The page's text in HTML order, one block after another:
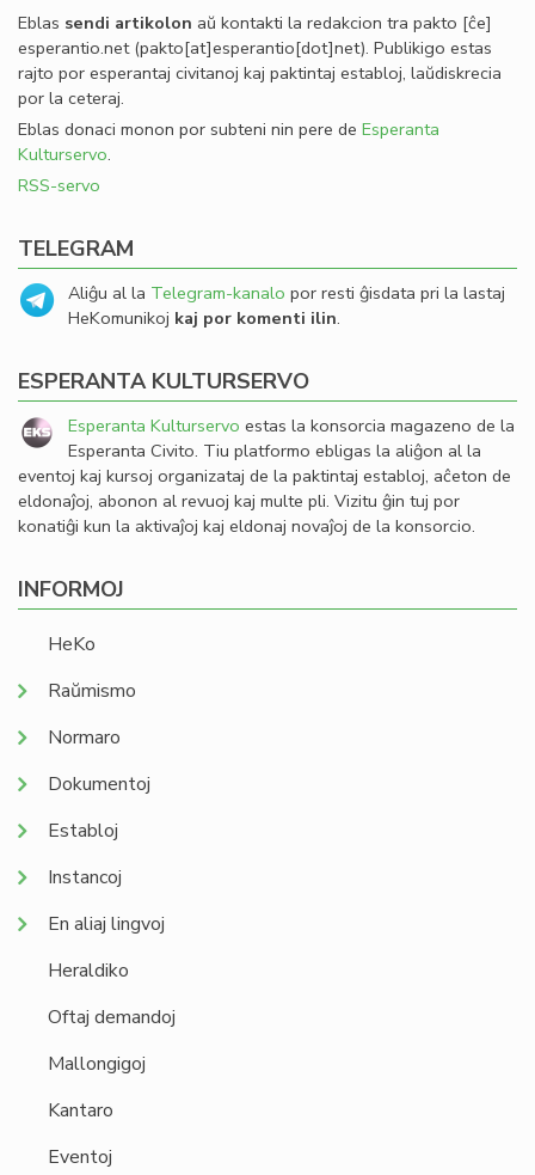
Eblas sendi artikolon aŭ kontakti la redakcion tra pakto [ĉe]
esperantio.net(pakto[at]esperantio[dot]net). Publikigo estas
rajto por esperantaj civitanoj kaj paktintaj establoj, laŭdiskrecia
por la ceteraj.
Eblas donaci monon por subteni nin pere de Esperanta
Kulturservo.
RSS-servo
TELEGRAM
Aliĝu al la Telegram-kanalo por resti ĝisdata pri la lastaj
HeKomunikoj kaj por komenti ilin.
ESPERANTA KULTURSERVO
Esperanta Kulturservo estas la konsorcia magazeno de la
Esperanta Civito. Tiu platformo ebligas la aliĝon al la
eventoj kaj kursoj organizataj de la paktintaj establoj, aĉeton de
eldonaĵoj, abonon al revuoj kaj multe pli. Vizitu ĝin tuj por
konatiĝi kun la aktivaĵoj kaj eldonaj novaĵoj de la konsorcio.
INFORMOJ
HeKo
Raŭmismo
Normaro
Dokumentoj
Establoj
Instancoj
En aliaj lingvoj
Heraldiko
Oftaj demandoj
Mallongigoj
Kantaro
Eventoj